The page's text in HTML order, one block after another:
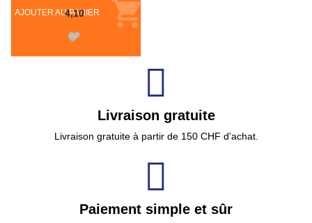
AJOUTER AU PANIER
4,10
Livraison gratuite
Livraison gratuite à partir de 150 CHF d'achat.
Paiement simple et sûr